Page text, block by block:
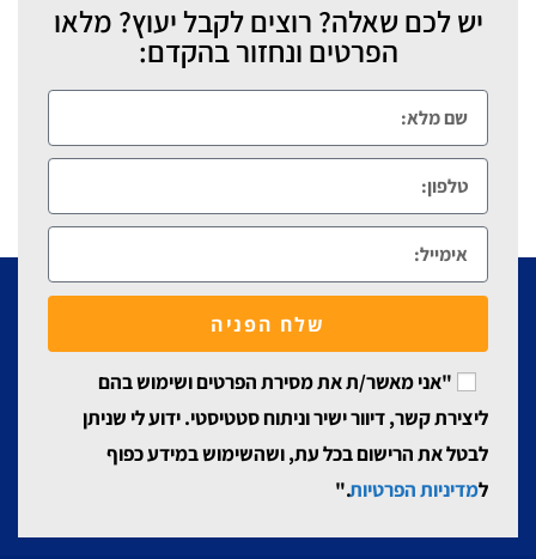
יש לכם שאלה? רוצים לקבל יעוץ? מלאו
הפרטים ונחזור בהקדם:
"אני מאשר/ת את מסירת הפרטים ושימוש בהם
ליצירת קשר, דיוור ישיר וניתוח סטטיסטי. ידוע לי שניתן
לבטל את הרישום בכל עת, ושהשימוש במידע כפוף
למדיניות הפרטיות."
שלח הפניה